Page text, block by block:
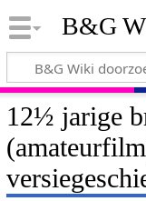
B&G
12½ jarige